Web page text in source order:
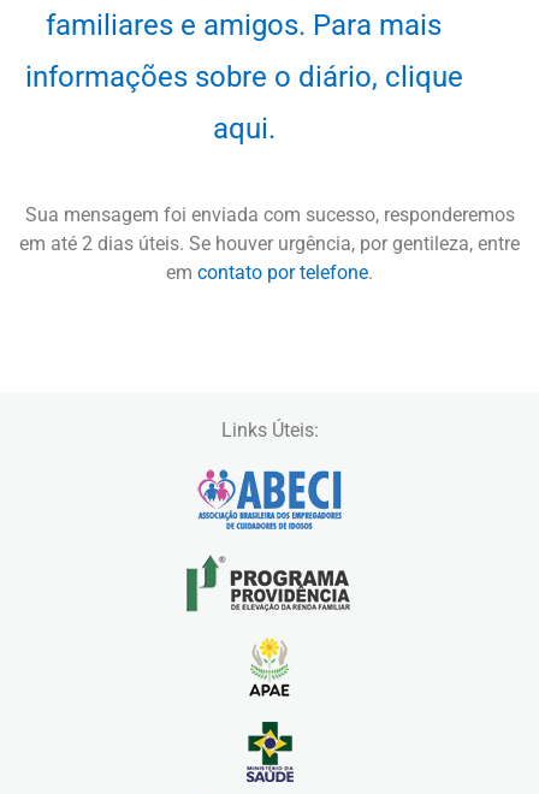
familiares e amigos. Para mais
informações sobre o diário, clique
aqui.
Sua mensagem foi enviada com sucesso, responderemos
em até 2 dias úteis. Se houver urgência, por gentileza, entre
em contato por telefone.
Links Úteis: